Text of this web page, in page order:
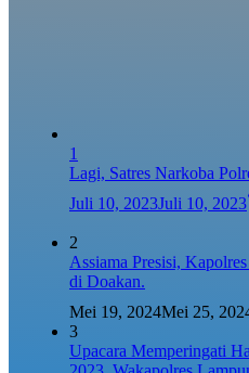
1
Lagi, Satres Narkoba
Juli 10, 2023Juli 10, 2023
2
Assiama Presisi,
di Doakan.
Mei 19, 2024Mei 25,
3
Upacara Memperingati